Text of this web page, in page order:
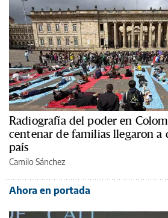
Radiografía del poder en
centenar de familias llegaron
país
Camilo Sánchez
Ahora en portada